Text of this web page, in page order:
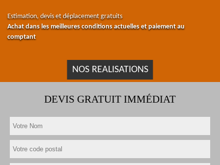
Estimation, devis et déplacement gratuits
Achat dans les meilleures conditions actuelles et paiement au
comptant
NOS REALISATIONS
DEVIS GRATUIT IMMÉDIAT